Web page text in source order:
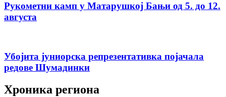
Рукометни камп у Матарушкој Бањи од 5. до 12.
августа
Убојита јуниорска репрезентативка појачала
редове Шумадинки
Хроника региона